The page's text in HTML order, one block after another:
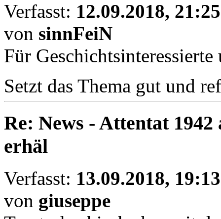
Verfasst: 12.09.2018, 21:25
von sinnFeiN
Für
Setzt das Thema gut und
Re: News - Attentat
erhäl
Verfasst: 13.09.2018, 19:13
von giuseppe